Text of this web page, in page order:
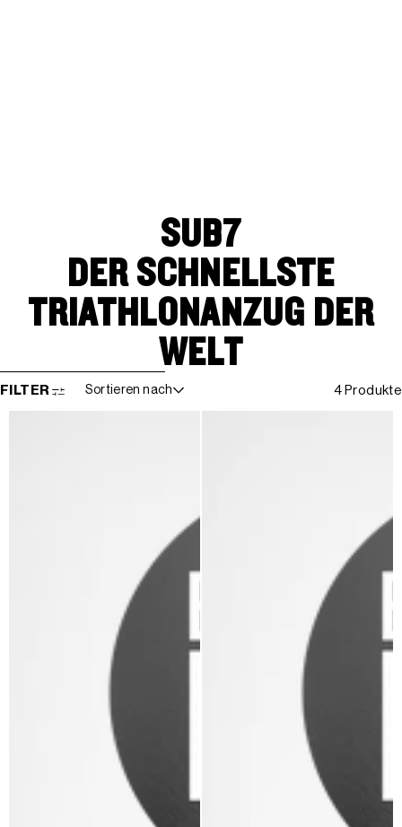
SUB7
DER SCHNELLSTE
TRIATHLONANZUG DER
WELT
WEITER ZUR ERGEBNISLISTE
FILTER Sortieren nach 4 Produkte